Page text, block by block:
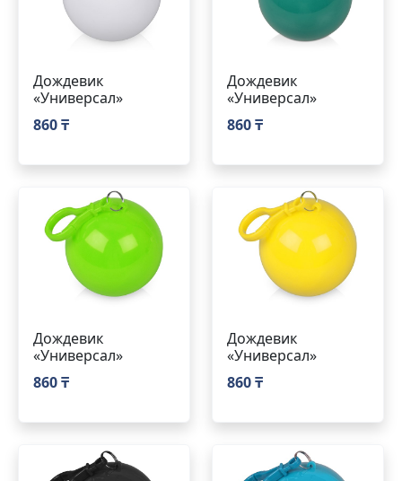
Дождевик
«Универсал»
860 ₸
Дождевик
«Универсал»
860 ₸
Дождевик
«Универсал»
860 ₸
Дождевик
«Универсал»
860 ₸